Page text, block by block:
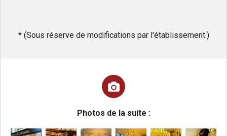
* (Sous réserve de modifications par l'établissement.)
Photos de la suite :